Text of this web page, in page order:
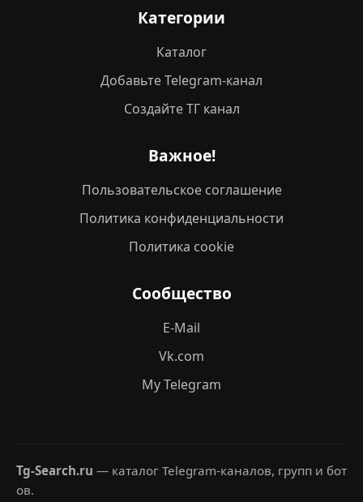
Категории
Каталог
Добавьте Telegram-канал
Создайте ТГ канал
Важное!
Пользовательское соглашение
Политика конфиденциальности
Политика cookie
Сообщество
E-Mail
Vk.com
My Telegram
Tg-Search.ru — каталог Telegram-каналов, групп и бот
ов.